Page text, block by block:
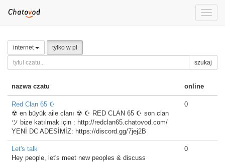
Toggle
internet tylko w pl
szukaj
nazwa czatu online
Red Clan 65 ☪
☢ en büyük aile clanı ☢ ☪ RED CLAN 65 ☪ son clan
ツ bize katılmak için : http://redclan65.chatovod.com/
YENİ DC ADESİMİZ: https://discord.gg/7jej2B
0
Let's talk
Hey people, let's meet new peoples & discuss
0